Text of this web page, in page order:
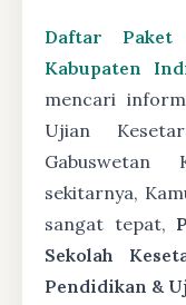
Daftar Paket
Kabupaten
mencari
Ujian
Gabuswetan
sekitarnya,
sangat tepat,
Sekolah
Pendidikan &